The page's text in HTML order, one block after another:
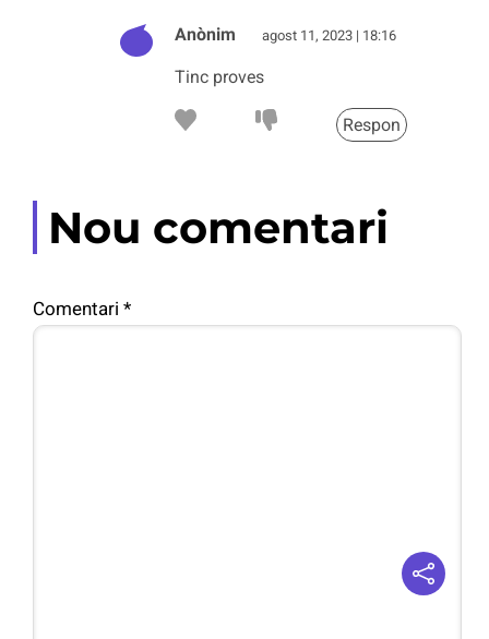
Anònim agost 11, 2023 | 18:16
Tinc proves
Respon
Nou comentari
Comentari *